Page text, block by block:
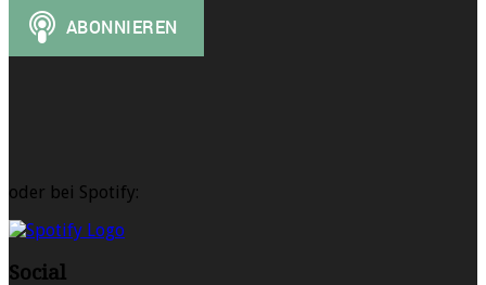
oder bei Spotify:
Social